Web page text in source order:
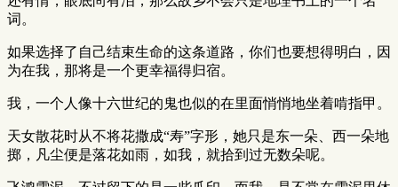
词。
如果选择了自己结束生命的这条道路，你们也要想得明白，因
为在我，那将是一个更幸福得归宿。
我，一个人像十六世纪的鬼也似的在里面悄悄地坐着啃指甲。
天女散花时从不将花撒成“寿”字形，她只是东一朵、西一朵地
掷，凡尘便是落花如雨，如我，就拾到过无数朵呢。